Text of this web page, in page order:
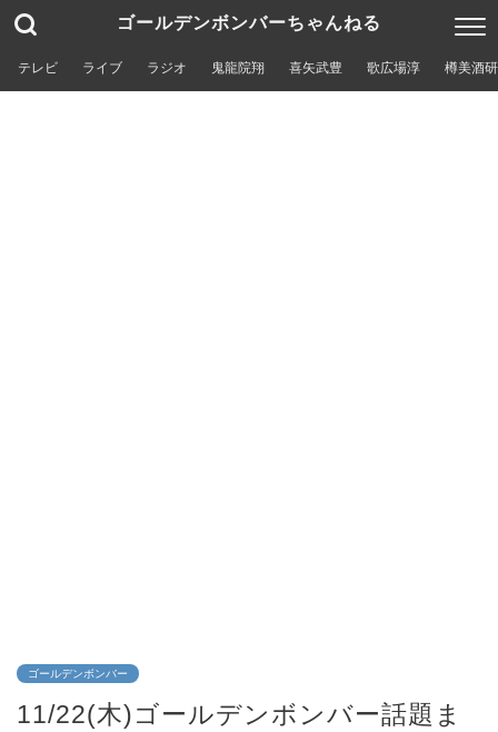
ゴールデンボンバーちゃんねる
テレビ ライブ ラジオ 鬼龍院翔 喜矢武豊 歌広場淳 樽美酒
ゴールデンボンバー
11/22(木)ゴールデンボンバー話題ま